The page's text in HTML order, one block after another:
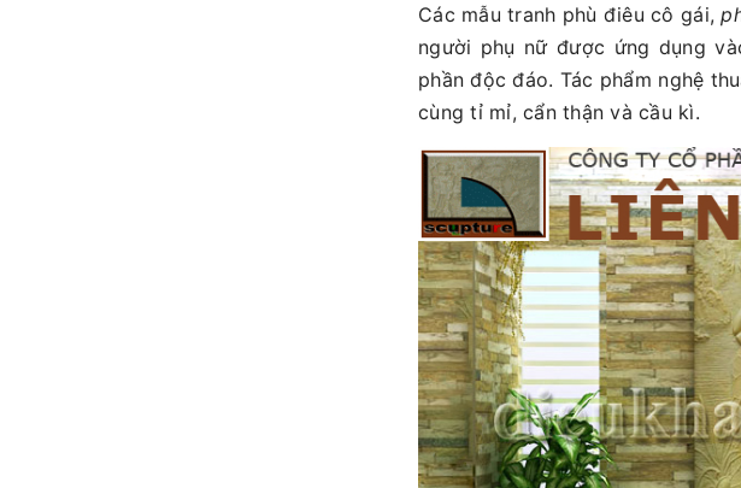
Các mẫu tranh phù điêu cô gái,
người phụ nữ được ứng dụng
phần độc đáo. Tác phẩm nghệ
cùng tỉ mỉ, cẩn thận và cầu kì.